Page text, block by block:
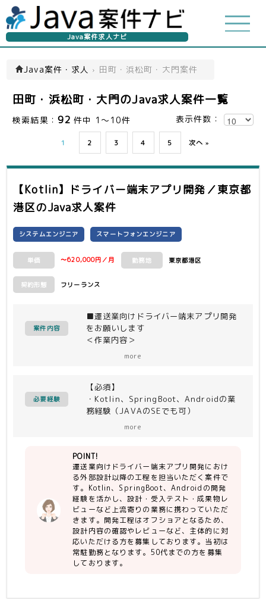
Java案件求人ナビ
Java案件・求人 › 田町・浜松町・大門案件
田町・浜松町・大門のJava求人案件一覧
検索結果： 92 件中 1～10件 表示件数：
1 2 3 4 5 次へ »
【Kotlin】ドライバー端末アプリ開発／東京都
港区のJava求人案件
システムエンジニア スマートフォンエンジニア
単価 〜620,000円／月 勤務地 東京都港区
契約形態 フリーランス
案件内容
■運送業向けドライバー端末アプリ開発
をお願いします
＜作業内容＞
more
必要経験
【必須】
・Kotlin、SpringBoot、Androidの業
務経験（JAVAのSEでも可）
more
POINT!
運送業向けドライバー端末アプリ開発におけ
る外部設計以降の工程を担当いただく案件で
す。Kotlin、SpringBoot、Androidの開発
経験を活かし、設計・受入テスト・成果物レ
ビューなど上流寄りの業務に携わっていただ
きます。開発工程はオフショアとなるため、
設計内容の確認やレビューなど、主体的に対
応いただける方を募集しております。当初は
常駐勤務となります。50代までの方を募集
しております。